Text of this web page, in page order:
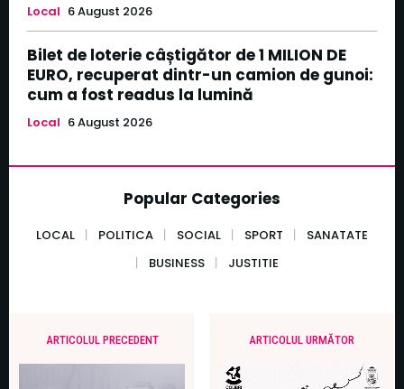
Local 6 August 2026
Bilet de loterie câștigător de 1 MILION DE
EURO, recuperat dintr-un camion de gunoi:
cum a fost readus la lumină
Local 6 August 2026
Popular Categories
LOCAL POLITICA SOCIAL SPORT
SANATATE
BUSINESS
JUSTITIE
ARTICOLUL PRECEDENT ARTICOLUL URMĂTOR